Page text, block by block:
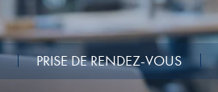
PRISE DE RENDEZ-VOUS